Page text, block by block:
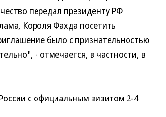
передал президенту РФ
Короля Фахда посетить
было с признательностью
- отмечается, в частности, в
с официальным визитом 2-4